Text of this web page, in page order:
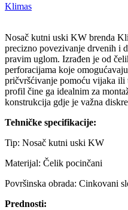
Klimas
Nosač kutni uski KW brenda
precizno povezivanje drvenih i
pravim uglom. Izrađen je od
perforacijama koje
pričvršćivanje pomoću vijaka
profil čine ga idealnim za
konstrukcija gdje je važna
Tehničke specifikacije:
Tip: Nosač kutni uski KW
Materijal: Čelik pocinčani
Površinska obrada: Cinkovani
Prednosti: